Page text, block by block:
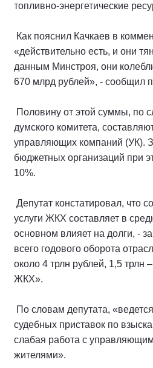
топливно-энергетические
Как пояснил Качкаев в
«действительно есть, и они
данным Минстроя, они
670 млрд рублей», - сообщил
Половину от этой суммы, по
думского комитета,
управляющих компаний (УК).
бюджетных организаций при
10%.
Депутат констатировал, что
услуги ЖКХ составляет в
основном влияет на долги, -
всего годового оборота
около 4 трлн рублей, 1,5 трлн
ЖКХ».
По словам депутата,
судебных приставок по
слабая работа с
жителями».